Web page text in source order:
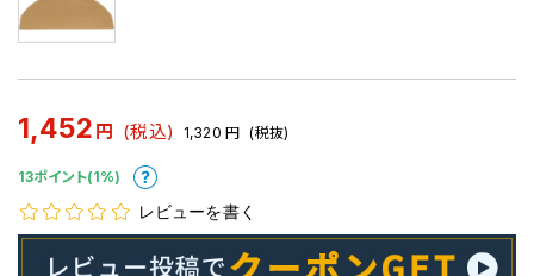
1,452 円 (税込) 1,320 円 (税抜)
13ポイント(1%)
レビューを書く